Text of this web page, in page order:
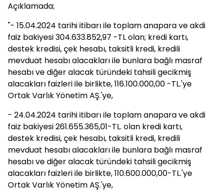
Açıklamada;
"- 15.04.2024 tarihi itibarı ile toplam anapara ve akdi
faiz bakiyesi 304.633.852,97 -TL olan; kredi kartı,
destek kredisi, çek hesabı, taksitli kredi, kredili
mevduat hesabı alacakları ile bunlara bağlı masraf
hesabı ve diğer alacak türündeki tahsili gecikmiş
alacakları faizleri ile birlikte, 116.100.000,00 -TL.'ye
Ortak Varlık Yönetim AŞ.'ye,
- 24.04.2024 tarihi itibarı ile toplam anapara ve akdi
faiz bakiyesi 261.655.365,01-TL. olan kredi kartı,
destek kredisi, çek hesabı, taksitli kredi, kredili
mevduat hesabı alacakları ile bunlara bağlı masraf
hesabı ve diğer alacak türündeki tahsili gecikmiş
alacakları faizleri ile birlikte, 110.600.000,00-TL.'ye
Ortak Varlık Yönetim AŞ.'ye,